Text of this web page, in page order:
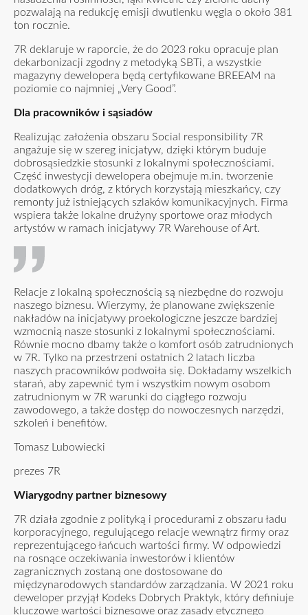
pozwalają na redukcję emisji dwutlenku węgla o około 381
ton rocznie.
7R deklaruje w raporcie, że do 2023 roku opracuje plan
dekarbonizacji zgodny z metodyką SBTi, a wszystkie
magazyny dewelopera będą certyfikowane BREEAM na
poziomie co najmniej „Very Good”.
Dla pracowników i sąsiadów
Realizując założenia obszaru Social responsibility 7R
angażuje się w szereg inicjatyw, dzięki którym buduje
dobrosąsiedzkie stosunki z lokalnymi społecznościami.
Część inwestycji dewelopera obejmuje m.in. tworzenie
dodatkowych dróg, z których korzystają mieszkańcy, czy
remonty już istniejących szlaków komunikacyjnych. Firma
wspiera także lokalne drużyny sportowe oraz młodych
artystów w ramach inicjatywy 7R Warehouse of Art.
Relacje z lokalną społecznością są niezbędne do rozwoju
naszego biznesu. Wierzymy, że planowane zwiększenie
nakładów na inicjatywy proekologiczne jeszcze bardziej
wzmocnią nasze stosunki z lokalnymi społecznościami.
Równie mocno dbamy także o komfort osób zatrudnionych
w 7R. Tylko na przestrzeni ostatnich 2 latach liczba
naszych pracowników podwoiła się. Dokładamy wszelkich
starań, aby zapewnić tym i wszystkim nowym osobom
zatrudnionym w 7R warunki do ciągłego rozwoju
zawodowego, a także dostęp do nowoczesnych narzędzi,
szkoleń i benefitów.
Tomasz Lubowiecki
prezes 7R
Wiarygodny partner biznesowy
7R działa zgodnie z polityką i procedurami z obszaru ładu
korporacyjnego, regulującego relacje wewnątrz firmy oraz
reprezentującego łańcuch wartości firmy. W odpowiedzi
na rosnące oczekiwania inwestorów i klientów
zagranicznych zostaną one dostosowane do
międzynarodowych standardów zarządzania. W 2021 roku
deweloper przyjął Kodeks Dobrych Praktyk, który definiuje
kluczowe wartości biznesowe oraz zasady etycznego